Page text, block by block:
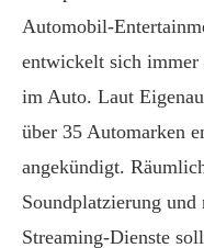
Automobil-
entwickelt sich immer
im Auto. Laut
über 35 Automarken
angekündigt.
Soundplatzierung
Streaming-Dienste